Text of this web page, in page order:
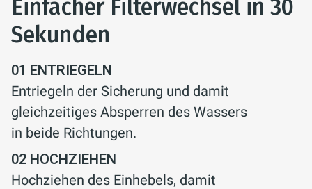
Einfacher Filterwechsel in 30
Sekunden
01 ENTRIEGELN
Entriegeln der Sicherung und damit
gleichzeitiges Absperren des Wassers
in beide Richtungen.
02 HOCHZIEHEN
Hochziehen des Einhebels, damit